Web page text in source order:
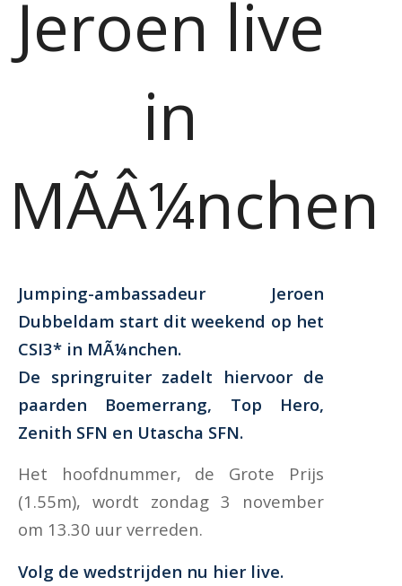
Jeroen live
in
MÃÂ¼nchen
Jumping-ambassadeur Jeroen
Dubbeldam start dit weekend op het
CSI3* in MÃ¼nchen.
De springruiter zadelt hiervoor de
paarden Boemerrang, Top Hero,
Zenith SFN en Utascha SFN.
Het hoofdnummer, de Grote Prijs
(1.55m), wordt zondag 3 november
om 13.30 uur verreden.
Volg de wedstrijden nu hier live.